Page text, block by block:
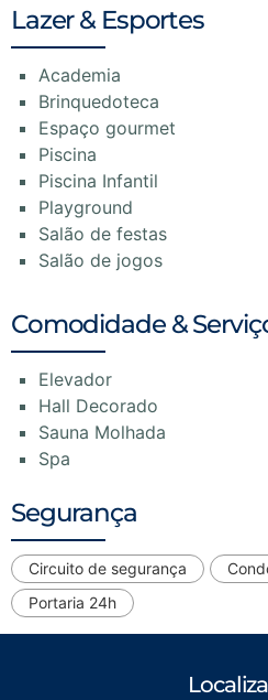
Lazer & Esportes
Academia
Brinquedoteca
Espaço gourmet
Piscina
Piscina Infantil
Playground
Salão de festas
Salão de jogos
Comodidade &
Elevador
Hall Decorado
Sauna Molhada
Spa
Segurança
Circuito de segurança
Portaria 24h